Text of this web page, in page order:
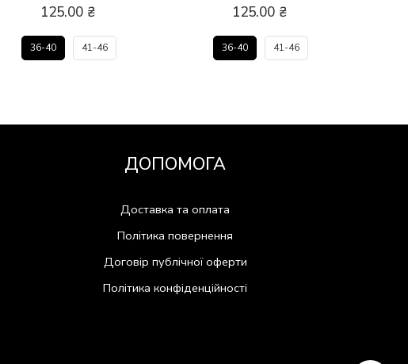
125.00 ₴
36-40 41-46
125.00 ₴
36-40 41-46
ДОПОМОГА
Доставка та оплата
Політика повернення
Договір публічної оферти
Політика конфіденційності